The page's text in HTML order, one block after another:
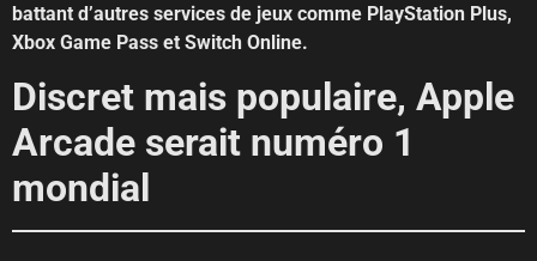
battant d’autres services de jeux comme PlayStation Plus,
Xbox Game Pass et Switch Online.
Discret mais populaire, Apple
Arcade serait numéro 1
mondial